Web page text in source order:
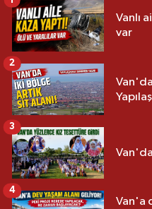
Vanlı
var
2
3
Van'a
4